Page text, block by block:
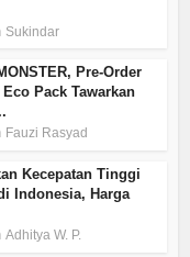
Sukindar
Pre-Order
Pack Tawarkan
Fauzi Rasyad
Kecepatan Tinggi
Indonesia, Harga
Adhitya W. P.